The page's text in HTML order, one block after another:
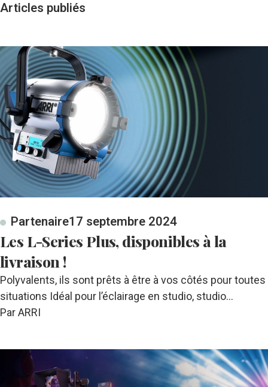
Articles publiés
Partenaire17 septembre 2024
Les L-Series Plus, disponibles à la
livraison !
Polyvalents, ils sont prêts à être à vos côtés pour toutes
situations Idéal pour l’éclairage en studio, studio…
Par ARRI